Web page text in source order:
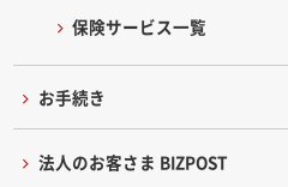
保険サービス一覧
お手続き
法人のお客さま BIZPOST